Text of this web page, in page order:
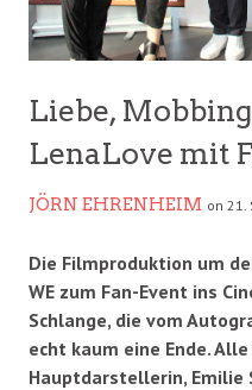
Liebe,
LenaLove mit
JÖRN EHRENHEIM on 21.
Die Filmproduktion um
WE zum Fan-Event ins
Schlange, die vom
echt kaum eine Ende.
Hauptdarstellerin, Emilie